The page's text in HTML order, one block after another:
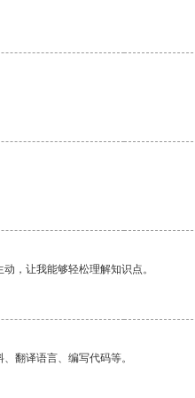
，让我能够轻松理解知识点。
翻译语言、编写代码等。